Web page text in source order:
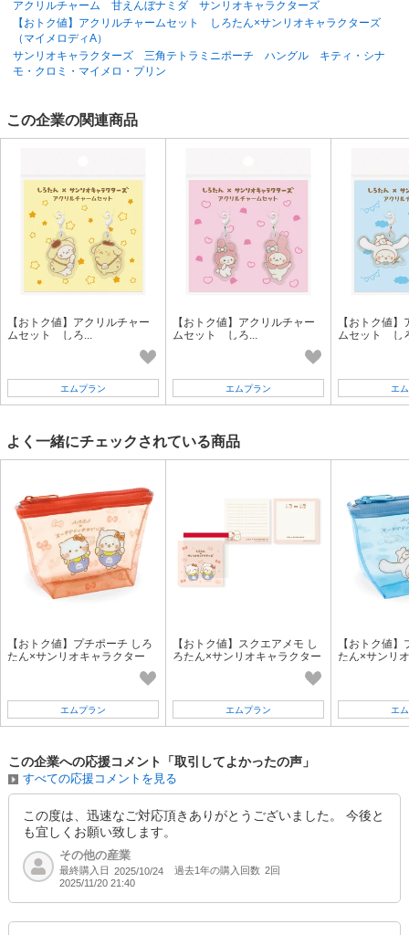
アクリルチャーム 甘えんぼナミダ サンリオキャラクターズ
【おトク値】アクリルチャームセット しろたん×サンリオキャラクターズ
（マイメロディA）
サンリオキャラクターズ 三角テトラミニポーチ ハングル キティ・シナ
モ・クロミ・マイメロ・プリン
この企業の関連商品
【おトク値】アクリルチャー
ムセット しろ...
エムプラン
【おトク値】アクリルチャー
ムセット しろ...
エムプラン
【おトク値
ムセット し
エ
よく一緒にチェックされている商品
【おトク値】プチポーチ しろ
たん×サンリオキャラクター
エムプラン
【おトク値】スクエアメモ し
ろたん×サンリオキャラクター
エムプラン
【おトク値
たん×サンリ
エ
この企業への応援コメント「取引してよかったの声」
すべての応援コメントを見る
この度は、迅速なご対応頂きありがとうございました。 今後と
も宜しくお願い致します。
その他の産業
最終購入日 2025/10/24 過去1年の購入回数 2回
2025/11/20 21:40